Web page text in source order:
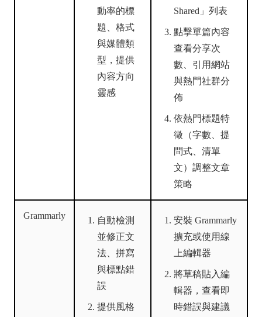
動率的標
題、格式
與媒體類
型，提供
內容方向
靈感
Shared」列表
點擊單篇內容
查看分享次
數、引用網站
與熱門社群分
佈
依熱門標題特
徵（字數、提
問式、清單
文）調整文章
策略
Grammarly
自動檢測
並修正文
法、拼寫
與標點錯
誤
提供風格
安裝 Grammarly
擴充或使用線
上編輯器
將草稿貼入編
輯器，查看即
時錯誤與建議